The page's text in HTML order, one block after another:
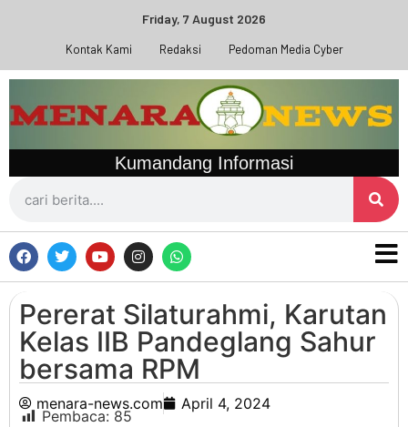
Friday, 7 August 2026
Kontak Kami Redaksi Pedoman Media Cyber
Kumandang Informasi
Pererat Silaturahmi, Karutan
Kelas IIB Pandeglang Sahur
bersama RPM
menara-news.com April 4, 2024
Pembaca: 85